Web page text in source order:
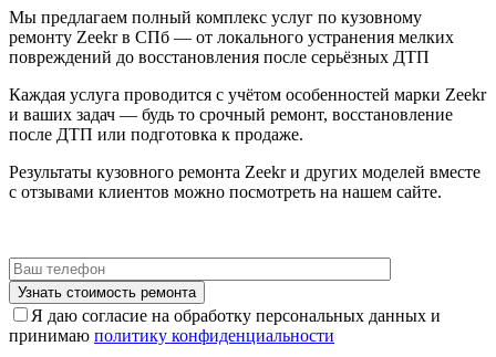
Мы предлагаем полный комплекс услуг по кузовному
ремонту Zeekr в СПб — от локального устранения мелких
повреждений до восстановления после серьёзных ДТП
Каждая услуга проводится с учётом особенностей марки Zeekr
и ваших задач — будь то срочный ремонт, восстановление
после ДТП или подготовка к продаже.
Результаты кузовного ремонта Zeekr и других моделей вместе
с отзывами клиентов можно посмотреть на нашем сайте.
Я даю согласие на обработку персональных данных и
принимаю политику конфиденциальности